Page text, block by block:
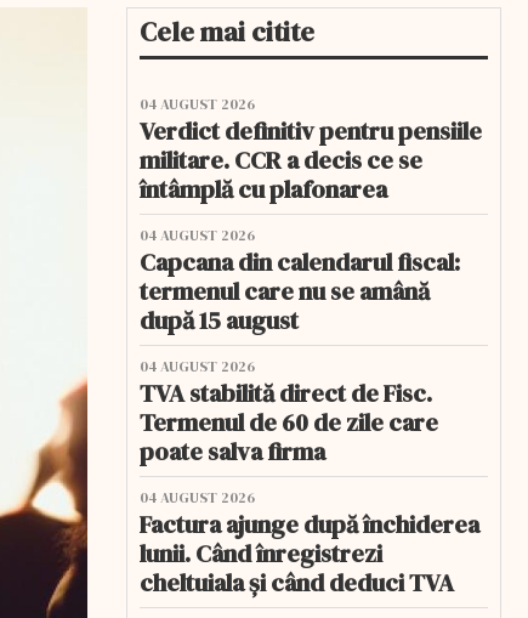
Cele mai citite
04 AUGUST 2026
Verdict definitiv pentru pensiile
militare. CCR a decis ce se
întâmplă cu plafonarea
04 AUGUST 2026
Capcana din calendarul fiscal:
termenul care nu se amână
după 15 august
04 AUGUST 2026
TVA stabilită direct de Fisc.
Termenul de 60 de zile care
poate salva firma
04 AUGUST 2026
Factura ajunge după închiderea
lunii. Când înregistrezi
cheltuiala și când deduci TVA